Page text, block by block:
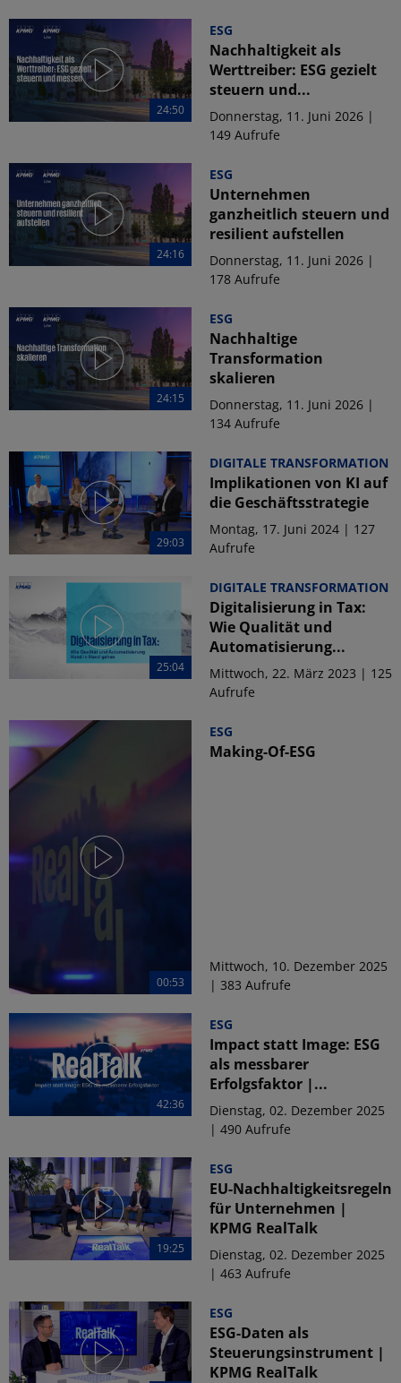
24:50
ESG
Nachhaltigkeit als
Werttreiber: ESG gezielt
steuern und...
Donnerstag, 11. Juni 2026 |
149 Aufrufe
24:16
ESG
Unternehmen
ganzheitlich steuern und
resilient aufstellen
Donnerstag, 11. Juni 2026 |
178 Aufrufe
24:15
ESG
Nachhaltige
Transformation
skalieren
Donnerstag, 11. Juni 2026 |
134 Aufrufe
29:03
DIGITALE TRANSFORMATION
Implikationen von KI auf
die Geschäftsstrategie
Montag, 17. Juni 2024 | 127
Aufrufe
25:04
DIGITALE TRANSFORMATION
Digitalisierung in Tax:
Wie Qualität und
Automatisierung...
Mittwoch, 22. März 2023 | 125
Aufrufe
00:53
ESG
Making-Of-ESG
Mittwoch, 10. Dezember 2025
| 383 Aufrufe
42:36
ESG
Impact statt Image: ESG
als messbarer
Erfolgsfaktor |...
Dienstag, 02. Dezember 2025
| 490 Aufrufe
19:25
ESG
EU-Nachhaltigkeitsregeln
für Unternehmen |
KPMG RealTalk
Dienstag, 02. Dezember 2025
| 463 Aufrufe
ESG
ESG-Daten als
Steuerungsinstrument |
KPMG RealTalk